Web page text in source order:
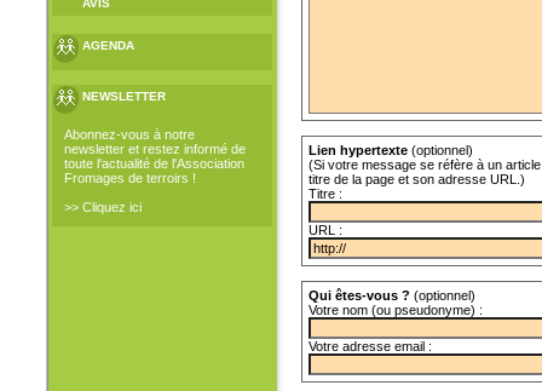
AVIS
AGENDA
NEWSLETTER
Abonnez-vous à notre
newsletter et restez informé de
toute l'actualité de l'Association
Fromages de terroirs !
>> Cliquez ici
Lien hypertexte (optionnel)
(Si votre message se réfère à un
titre de la page et son adresse URL.)
Titre :
URL :
Qui êtes-vous ? (optionnel)
Votre nom (ou pseudonyme) :
Votre adresse email :